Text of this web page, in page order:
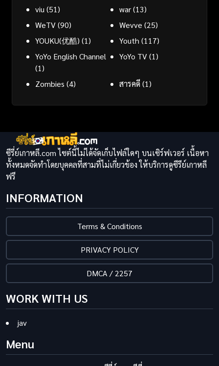
viu(51) war(13)
WeTV(90) Wevve (25)
YOUKU(优酷) (1) Youth (117)
YoYo English Channel
(1)
YoYo TV(1)
Zombies (4) สารคดี(1)
ซีรี่ย์เกาหลี.com ไซต์นี้ไม่ได้จัดเก็บไฟล์ใดๆ บนเซิร์ฟเวอร์ เนื้อหา
ทั้งหมดจัดทำโดยบุคคลที่สามที่ไม่เกี่ยวข้อง ให้บริการดูซีรีย์เกาหลี
ฟรี
INFORMATION
Terms & Conditions
PRIVACY POLICY
DMCA / 2257
WORK WITH US
jav
Menu